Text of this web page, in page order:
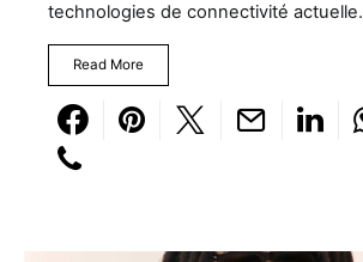
technologies de connectivité actuelle.
Read More